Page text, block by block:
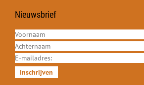
Nieuwsbrief
Inschrijven